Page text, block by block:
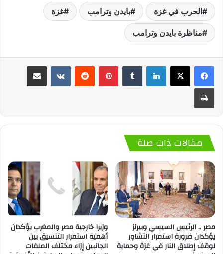
الحرب في غزة بايدن وترامب غزة
مناظرة بايدن وترامب
لينكدإن بينتيريست
مقالات ذات صلة
مصر .. الرئيس السيسي وبيرنز
يؤكدان ضرورة استمرار التشاور
لوقف إطلاق النار في غزة وحماية
وزيرا خارجية مصر والمغرب يؤكدان
أهمية استمرار التنسيق بين
الجانبين إزاء مختلف الملفات